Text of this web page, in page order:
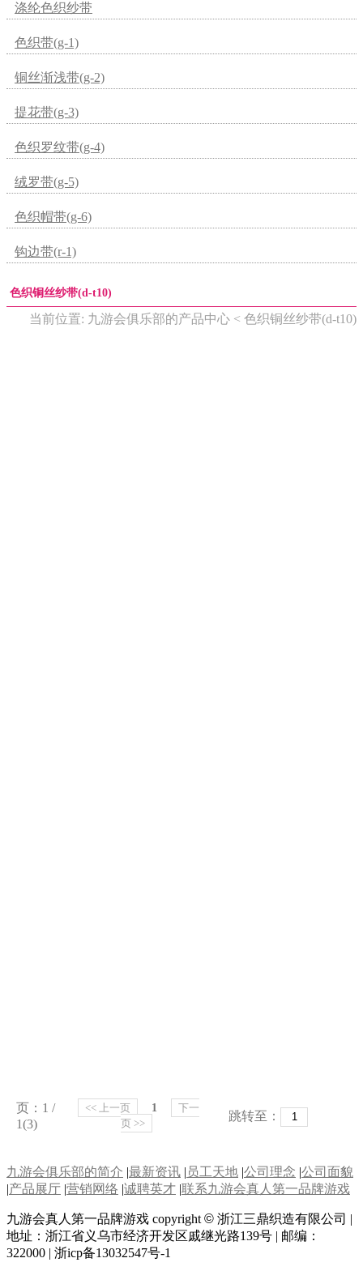
涤纶色织纱带
色织带(g-1)
铜丝渐浅带(g-2)
提花带(g-3)
色织罗纹带(g-4)
绒罗带(g-5)
色织帽带(g-6)
钩边带(r-1)
色织铜丝纱带(d-t10)
当前位置: 九游会俱乐部的产品中心 < 色织铜丝纱带(d-t10)
页：1 /
1(3)
<< 上一页 1
下一
页 >>
跳转至：
九游会俱乐部的简介 |最新资讯 | 员工天地 |公司理念 |公司面貌
|产品展厅 |营销网络 |诚聘英才 |联系九游会真人第一品牌游戏
九游会真人第一品牌游戏 copyright © 浙江三鼎织造有限公司 |
地址：浙江省义乌市经济开发区戚继光路139号 | 邮编：
322000 | 浙icp备13032547号-1